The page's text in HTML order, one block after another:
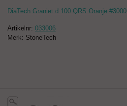
DiaTech Graniet d.100 QRS Oranje #3000
Artikelnr: 033006
Merk: StoneTech